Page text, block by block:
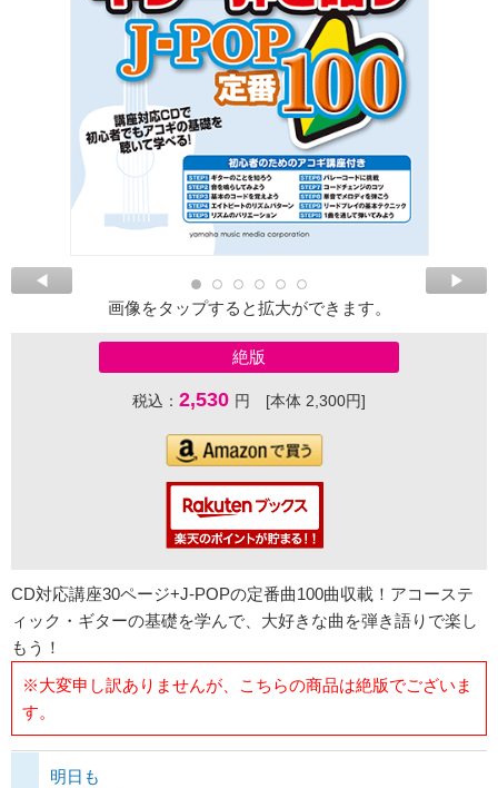
画像をタップすると拡大ができます。
絶版
税込： 2,530 円 [本体 2,300円]
CD対応講座30ページ+J-POPの定番曲100曲収載！アコーステ
ィック・ギターの基礎を学んで、大好きな曲を弾き語りで楽し
もう！
※大変申し訳ありませんが、こちらの商品は絶版でございま
す。
明日も